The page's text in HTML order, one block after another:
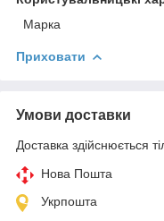
Марка
Приховати
Умови доставки
Доставка здійснюється
Нова Пошта
Укрпошта